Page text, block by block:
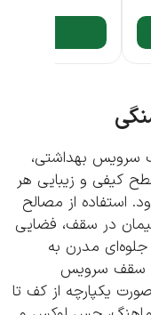
بهداشتی،
و زیبایی هر
از مصالح
سقف، فضایی
مدرن به
سرویس
از کف تا